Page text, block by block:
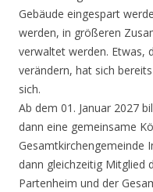
Gebäude eingespart
werden, in größeren
verwaltet werden. Etwas,
verändern, hat sich
sich.
Ab dem 01. Januar 2027
dann eine gemeinsame
Gesamtkirchengemeinde
dann gleichzeitig Mitglied
Partenheim und der